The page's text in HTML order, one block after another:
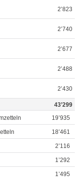
2’823
2’740
2’677
2’488
2’430
43’299
19’935
18’461
2’116
1’292
1’495